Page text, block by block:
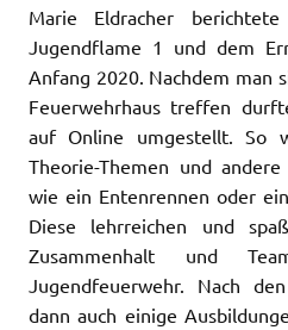
Marie Eldracher
Jugendflame 1 und dem
Anfang 2020. Nachdem man
Feuerwehrhaus treffen
auf Online umgestellt. So
Theorie-Themen und
wie ein Entenrennen oder
Diese lehrreichen und
Zusammenhalt und
Jugendfeuerwehr. Nach
dann auch einige